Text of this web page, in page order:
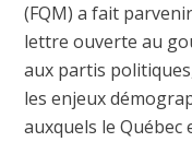
(FQM) a fait
lettre ouverte au
aux partis
les enjeux
auxquels le